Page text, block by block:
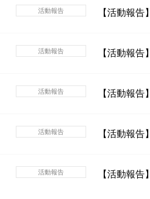
活動報告 【活動報告
活動報告 【活動報
活動報告 【活動報
活動報告 【活動報告
活動報告 【活動報告